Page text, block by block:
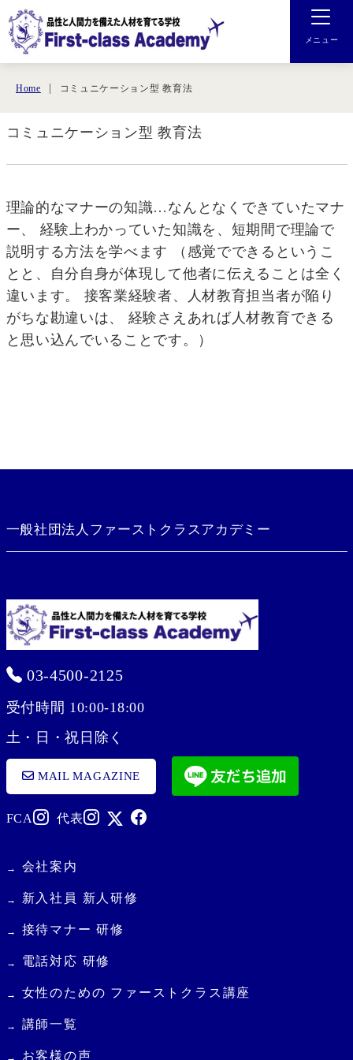
メニュー
Home コミュニケーション型 教育法
コミュニケーション型 教育法
理論的なマナーの知識…なんとなくできていたマナ
ー、 経験上わかっていた知識を、短期間で理論で
説明する方法を学べます （感覚でできるというこ
とと、自分自身が体現して他者に伝えることは全く
違います。 接客業経験者、人材教育担当者が陥り
がちな勘違いは、 経験さえあれば人材教育できる
と思い込んでいることです。）
一般社団法人ファーストクラスアカデミー
03-4500-2125
受付時間 10:00-18:00
土・日・祝日除く
MAIL MAGAZINE
FCA 代表
会社案内
新入社員 新人研修
接待マナー 研修
電話対応 研修
女性のための ファーストクラス講座
講師一覧
お客様の声